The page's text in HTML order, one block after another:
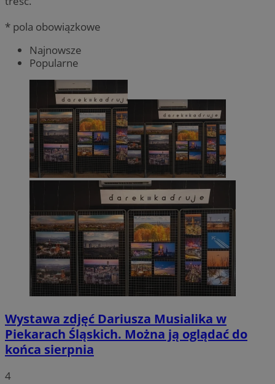
* pola obowiązkowe
Najnowsze
Popularne
Wystawa zdjęć Dariusza Musialika w
Piekarach Śląskich. Można ją oglądać do
końca sierpnia
4